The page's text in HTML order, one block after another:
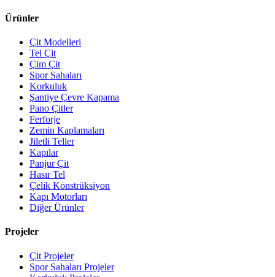
Ürünler
Çit Modelleri
Tel Çit
Çim Çit
Spor Sahaları
Korkuluk
Şantiye Çevre Kapama
Pano Çitler
Ferforje
Zemin Kaplamaları
Jiletli Teller
Kapılar
Panjur Çit
Hasır Tel
Çelik Konstrüksiyon
Kapı Motorları
Diğer Ürünler
Projeler
Çit Projeler
Spor Sahaları Projeler